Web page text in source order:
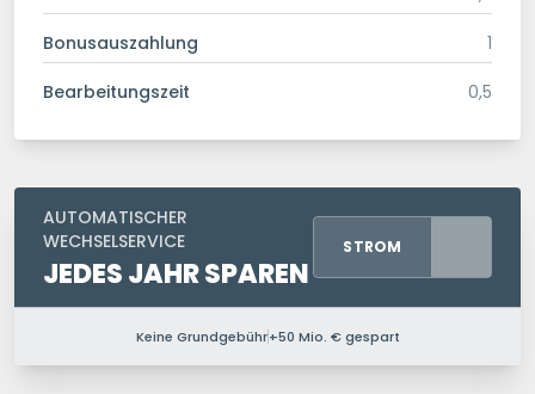
Bonusauszahlung 1
Bearbeitungszeit 0,5
AUTOMATISCHER
WECHSELSERVICE
JEDES JAHR SPAREN
STROM
PERSONEN IM HAUSHALT
Keine Grundgebühr+50 Mio. € gespart